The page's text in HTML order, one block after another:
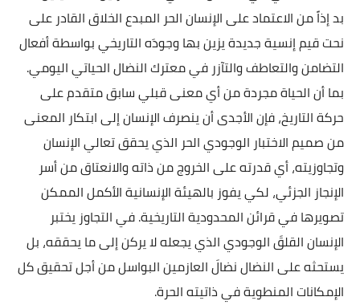
بد إذاً من الاعتماد على الإنسان الحر المبدع الخلاق القادر على
نحت قيم إنسية جديدة يزين بها وجودَه التاريخي بواسطة أفعال
التضامن والتعاطف والتآزر في معترك النضال الحياتي اليومي.
بما أن الحياة مجردة من أي معنى قبلي سابق متقدم على
حركة التاريخ، فإن الأجدى أن ينصرف الإنسان إلى ابتكار المعنى
من صميم الاختبار الوجودي الحر الذي يحقق تعالي الإنسان
وتجاوزيته، أي قدرته على الخروج من ذاته والانعتاق من أسر
الإنجاز الجزئي، لكي يفوز بالهيئة الإنسانية الأكمل الممكن
تصويرها في قرائن المحدودية التاريخية. في التجاوز يختبر
الإنسان القلقَ الوجودي الذي يجعله لا يركن إلى ما يحققه، بل
يستحثه على النضال نضالَ العازمين البواسل من أجل تحقيق كل
الإمكانات المنطوية في ذاتيته الحرة.